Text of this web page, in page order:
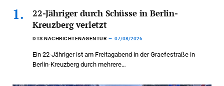
22-Jähriger durch Schüsse in Berlin-
Kreuzberg verletzt
DTS NACHRICHTENAGENTUR 07/08/2026
Ein 22-Jähriger ist am Freitagabend in der Graefestraße in
Berlin-Kreuzberg durch mehrere…